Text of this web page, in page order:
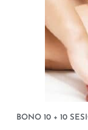
BONO 10 + 10